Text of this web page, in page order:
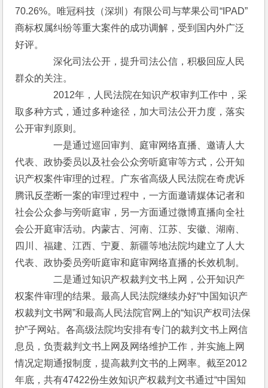
70.26%。唯冠科技（深圳）有限公司与苹果公司“IPAD”
商标权属纠纷等重大案件的成功调解，受到国内外广泛
好评。
深化司法公开，提升司法公信，积极回应人民
群众的关注。
2012年，人民法院在知识产权审判工作中，采
取多种方式，通过多种途径，加大司法公开力度，落实
公开审判原则。
一是通过巡回审判、庭审网络直播、邀请人大
代表、政协委员以及社会公众旁听庭审等方式，公开知
识产权案件审理的过程。广东省高级人民法院在奇虎诉
腾讯反垄断一案的审理过程中，一方面邀请媒体记者和
社会公众参与旁听庭审，另一方面通过微博直播向全社
会公开庭审活动。内蒙古、河南、江苏、安徽、湖南、
四川、福建、江西、宁夏、新疆等地法院均建立了人大
代表、政协委员旁听庭审和庭审网络直播的长效机制。
二是通过知识产权裁判文书上网，公开知识产
权案件审理的结果。最高人民法院继续办好“中国知识产
权裁判文书网”和最高人民法院官网上的“知识产权司法保
护”子网站。各高级法院均安排有专门的裁判文书上网信
息员，负责裁判文书上网及网络维护工作，并实施上网
情况定期通报制度，提高裁判文书的上网率。截至2012
年底，共有47422份生效知识产权裁判文书通过“中国知